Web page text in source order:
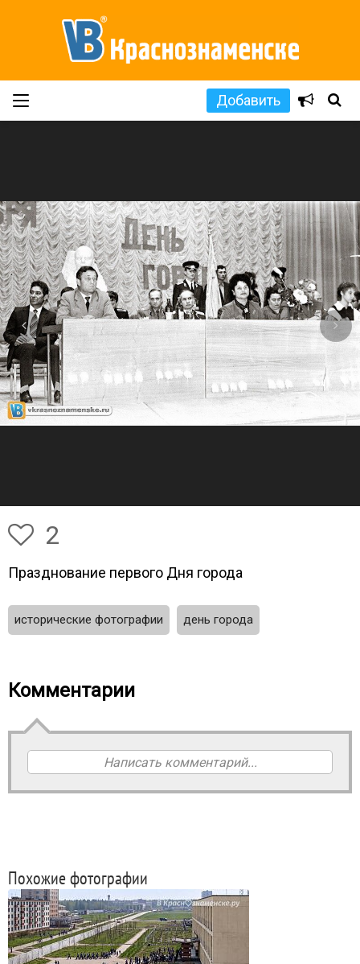
Добавить
2
Празднование первого Дня города
исторические фотографии день города
Комментарии
Написать комментарий...
Похожие фотографии